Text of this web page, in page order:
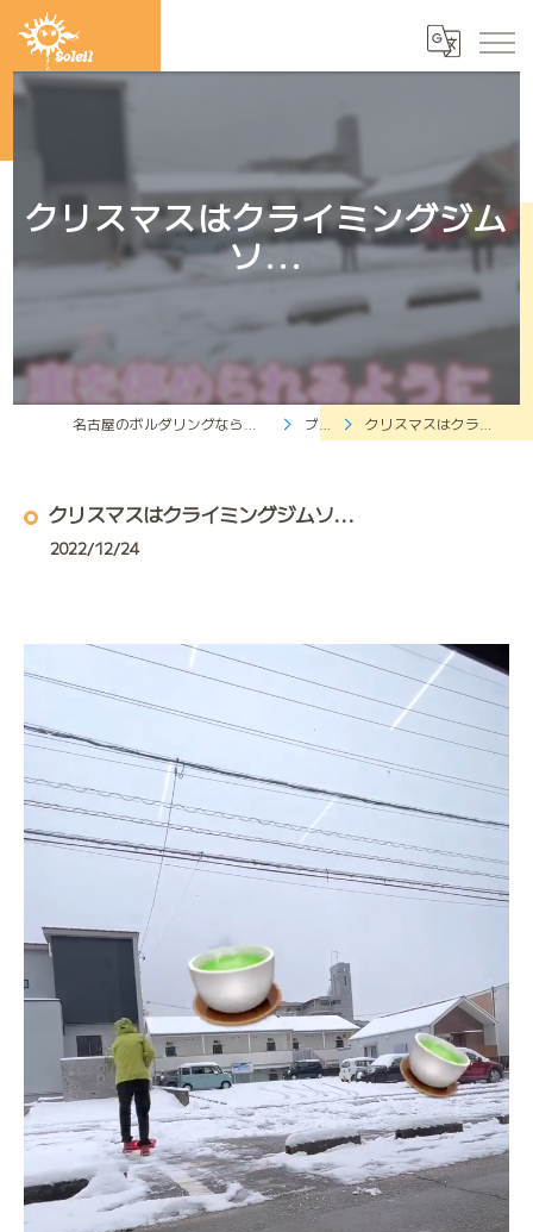
クリスマスはクライミングジム
ソ...
ブログ クリスマスはクライミングジムソ...
クリスマスはクライミングジムソ...
2022/12/24